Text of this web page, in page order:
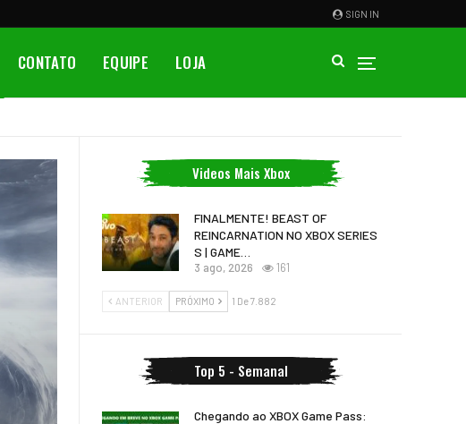
SIGN IN
CONTATO EQUIPE LOJA
Videos Mais Xbox
FINALMENTE! BEAST OF
REINCARNATION NO XBOX SERIES
S | GAME…
3 ago, 2026 161
ANTERIOR PRÓXIMO 1 De 7.882
Top 5 - Semanal
Chegando ao XBOX Game Pass: